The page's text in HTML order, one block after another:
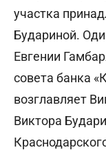
участка
Будариной.
Евгении
совета банка
возглавляет
Виктора